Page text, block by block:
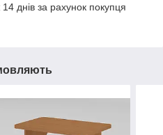
днів за рахунок покупця